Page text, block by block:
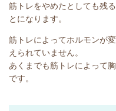
筋トレをやめたとしても残
とになります。
筋トレによってホルモンが
えられていません。
あくまでも筋トレによって
です。